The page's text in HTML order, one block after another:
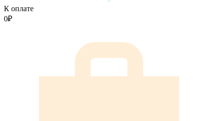
К оплате
0₽